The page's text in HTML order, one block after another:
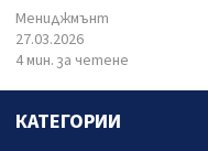
Мениджмънт
27.03.2026
4 мин. за четене
КАТЕГОРИИ